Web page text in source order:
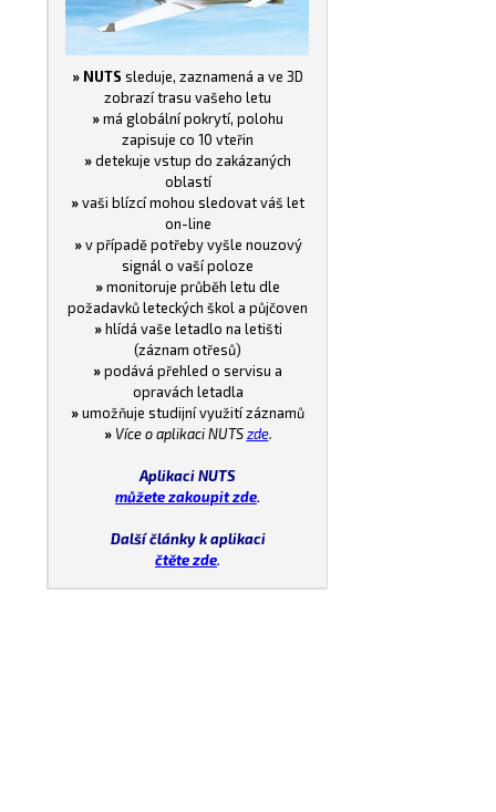
» NUTS sleduje, zaznamená a ve 3D
zobrazí trasu vašeho letu
»má globální pokrytí, polohu
zapisuje co 10 vteřin
»detekuje vstup do zakázaných
oblastí
»vaši blízcí mohou sledovat váš let
on-line
»v případě potřeby vyšle nouzový
signál o vaší poloze
»monitoruje průběh letu dle
požadavků leteckých škol a půjčoven
»hlídá vaše letadlo na letišti
(záznam otřesů)
»podává přehled o servisu a
opravách letadla
»umožňuje studijní využití záznamů
»Více o aplikaci NUTSzde.
Aplikaci NUTS
můžete zakoupit zde.
Další články k aplikaci
čtěte zde.